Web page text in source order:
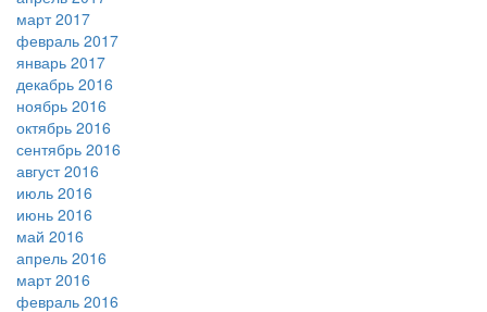
март 2017
февраль 2017
январь 2017
декабрь 2016
ноябрь 2016
октябрь 2016
сентябрь 2016
август 2016
июль 2016
июнь 2016
май 2016
апрель 2016
март 2016
февраль 2016